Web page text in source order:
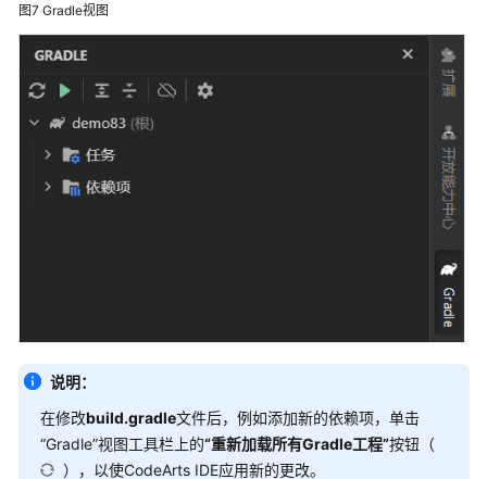
用
IDE
for
RemoteShell
使
行
命
令
图7 Gradle视图
说明：
在修改build.gradle文件后，例如添加新的依赖项，单击
“Gradle”视图工具栏上的“重新加载所有Gradle工程”按钮（
），以使CodeArts IDE应用新的更改。